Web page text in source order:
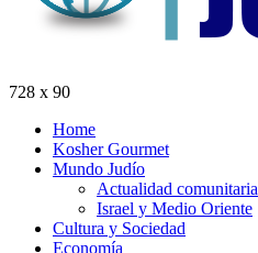
728 x 90
Home
Kosher Gourmet
Mundo Judío
Actualidad comunitaria
Israel y Medio Oriente
Cultura y Sociedad
Economía